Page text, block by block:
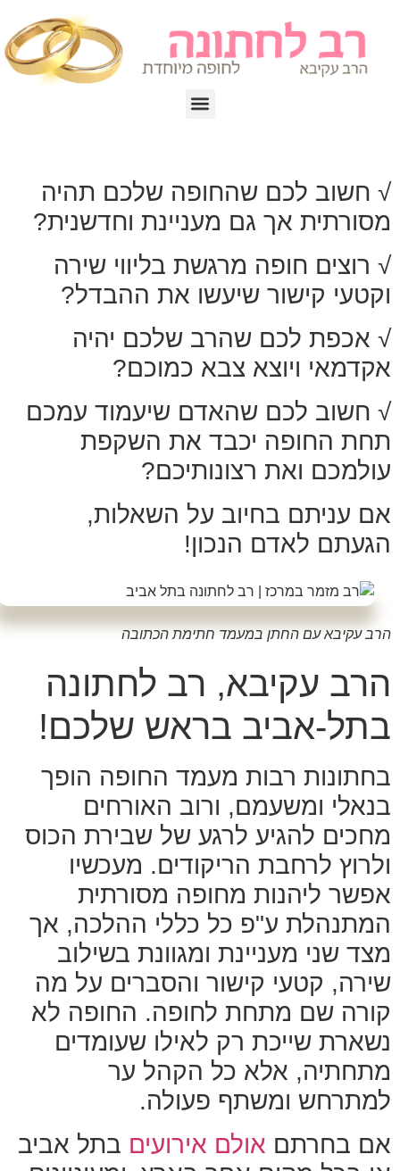
√ חשוב לכם שהחופה שלכם תהיה
מסורתית אך גם מעניינת וחדשנית?
√ רוצים חופה מרגשת בליווי שירה
וקטעי קישור שיעשו את ההבדל?
√ אכפת לכם שהרב שלכם יהיה
אקדמאי ויוצא צבא כמוכם?
√ חשוב לכם שהאדם שיעמוד עמכם
תחת החופה יכבד את השקפת
עולמכם ואת רצונותיכם?
אם עניתם בחיוב על השאלות,
הגעתם לאדם הנכון!
הרב עקיבא עם החתן במעמד חתימת הכתובה
הרב עקיבא, רב לחתונה
בתל-אביב בראש שלכם!
בחתונות רבות מעמד החופה הופך
בנאלי ומשעמם, ורוב האורחים
מחכים להגיע לרגע של שבירת הכוס
ולרוץ לרחבת הריקודים. מעכשיו
אפשר ליהנות מחופה מסורתית
המתנהלת ע"פ כל כללי ההלכה, אך
מצד שני מעניינת ומגוונת בשילוב
שירה, קטעי קישור והסברים על מה
קורה שם מתחת לחופה. החופה לא
נשארת שייכת רק לאילו שעומדים
מתחתיה, אלא כל הקהל ער
למתרחש ומשתף פעולה.
אם בחרתם אולם אירועיםבתל אביב